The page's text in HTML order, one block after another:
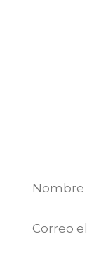
Nombre
Correo